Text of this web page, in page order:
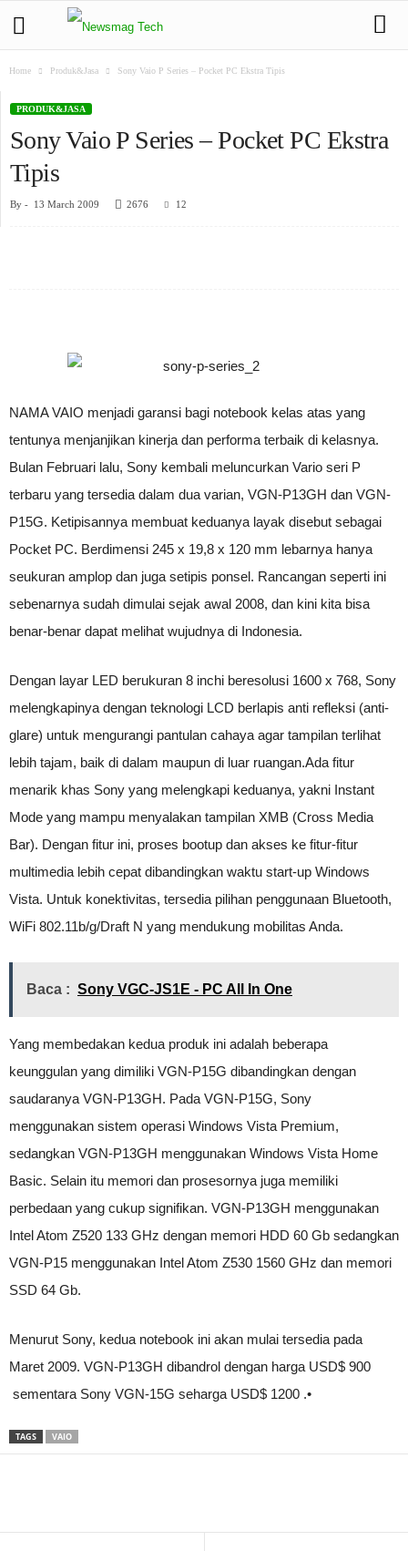
Home Produk&Jasa Sony Vaio P Series – Pocket PC Ekstra Tipis
PRODUK&JASA
Sony Vaio P Series – Pocket PC Ekstra
Tipis
By - 13 March 2009 2676 12
NAMA VAIO menjadi garansi bagi notebook kelas atas yang
tentunya menjanjikan kinerja dan performa terbaik di kelasnya.
Bulan Februari lalu, Sony kembali meluncurkan Vario seri P
terbaru yang tersedia dalam dua varian, VGN-P13GH dan VGN-
P15G. Ketipisannya membuat keduanya layak disebut sebagai
Pocket PC. Berdimensi 245 x 19,8 x 120 mm lebarnya hanya
seukuran amplop dan juga setipis ponsel. Rancangan seperti ini
sebenarnya sudah dimulai sejak awal 2008, dan kini kita bisa
benar-benar dapat melihat wujudnya di Indonesia.
Dengan layar LED berukuran 8 inchi beresolusi 1600 x 768, Sony
melengkapinya dengan teknologi LCD berlapis anti refleksi (anti-
glare) untuk mengurangi pantulan cahaya agar tampilan terlihat
lebih tajam, baik di dalam maupun di luar ruangan.Ada fitur
menarik khas Sony yang melengkapi keduanya, yakni Instant
Mode yang mampu menyalakan tampilan XMB (Cross Media
Bar). Dengan fitur ini, proses bootup dan akses ke fitur-fitur
multimedia lebih cepat dibandingkan waktu start-up Windows
Vista. Untuk konektivitas, tersedia pilihan penggunaan Bluetooth,
WiFi 802.11b/g/Draft N yang mendukung mobilitas Anda.
Baca : Sony VGC-JS1E - PC All In One
Yang membedakan kedua produk ini adalah beberapa
keunggulan yang dimiliki VGN-P15G dibandingkan dengan
saudaranya VGN-P13GH. Pada VGN-P15G, Sony
menggunakan sistem operasi Windows Vista Premium,
sedangkan VGN-P13GH menggunakan Windows Vista Home
Basic. Selain itu memori dan prosesornya juga memiliki
perbedaan yang cukup signifikan. VGN-P13GH menggunakan
Intel Atom Z520 133 GHz dengan memori HDD 60 Gb sedangkan
VGN-P15 menggunakan Intel Atom Z530 1560 GHz dan memori
SSD 64 Gb.
Menurut Sony, kedua notebook ini akan mulai tersedia pada
Maret 2009. VGN-P13GH dibandrol dengan harga USD$ 900
sementara Sony VGN-15G seharga USD$ 1200 .•
TAGS VAIO